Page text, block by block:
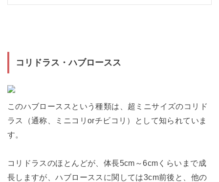
コリドラス・ハブロースス
このハブローススという種類は、超ミニサイズのコリド
ラス（通称、ミニコリorチビコリ）として知られていま
す。
コリドラスのほとんどが、体長5cm～6cmくらいまで成
長しますが、ハブローススに関しては3cm前後と、他の